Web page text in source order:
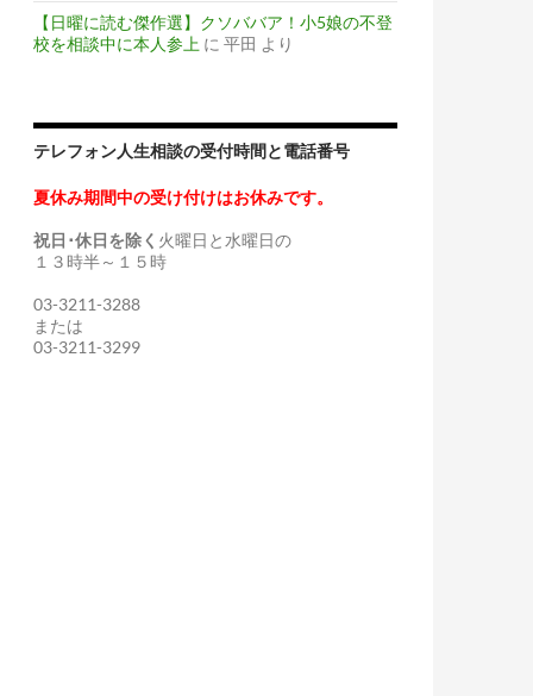
【日曜に読む傑作選】クソババア！小5娘の不登
校を相談中に本人参上 に 平田 より
テレフォン人生相談の受付時間と電話番号
夏休み期間中の受け付けはお休みです。
祝日･休日を除く 火曜日と水曜日の
１３時半～１５時
03-3211-3288
または
03-3211-3299